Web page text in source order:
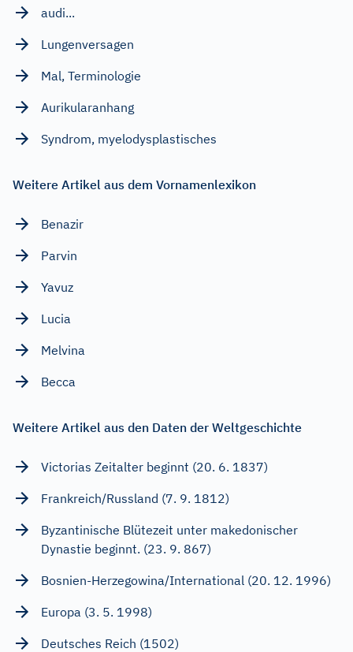
audi...
Lungenversagen
Mal, Terminologie
Aurikularanhang
Syndrom, myelodysplastisches
Weitere Artikel aus dem Vornamenlexikon
Benazir
Parvin
Yavuz
Lucia
Melvina
Becca
Weitere Artikel aus den Daten der Weltgeschichte
Victorias Zeitalter beginnt (20. 6. 1837)
Frankreich/Russland (7. 9. 1812)
Byzantinische Blütezeit unter makedonischer
Dynastie beginnt. (23. 9. 867)
Bosnien-Herzegowina/International (20. 12. 1996)
Europa (3. 5. 1998)
Deutsches Reich (1502)